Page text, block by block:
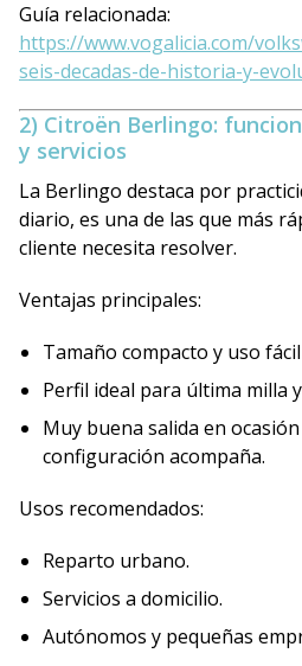
Guía relacionada:
https://www.vogalicia.com/
seis-decadas-de-historia-y-
2) Citroën Berlingo:
y servicios
La Berlingo destaca por
diario, es una de las que más
cliente necesita resolver.
Ventajas principales:
Tamaño compacto y uso
Perfil ideal para última milla
Muy buena salida en
configuración acompaña.
Usos recomendados:
Reparto urbano.
Servicios a domicilio.
Autónomos y pequeñas